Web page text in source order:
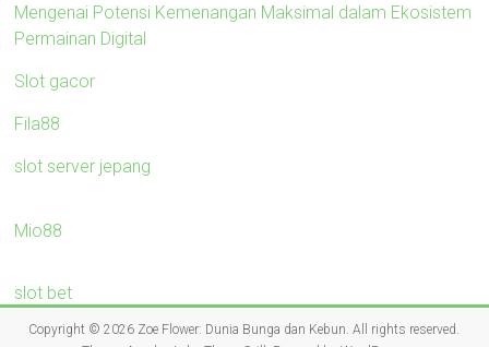
Mengenai Potensi Kemenangan Maksimal dalam Ekosistem
Permainan Digital
Slot gacor
Fila88
slot server jepang
Mio88
slot bet
Copyright © 2026 Zoe Flower: Dunia Bunga dan Kebun . All rights reserved.